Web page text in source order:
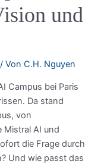
und
/ VonC.H. Nguyen
Campus bei Paris
Da stand
von
Mistral AI und
die Frage durch
Und wie passt das